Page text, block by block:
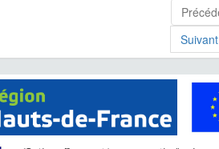
Suivant